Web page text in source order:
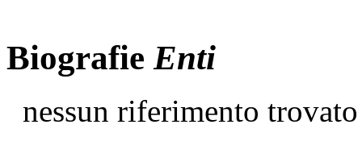
Biografie Enti
nessun riferimento trovato